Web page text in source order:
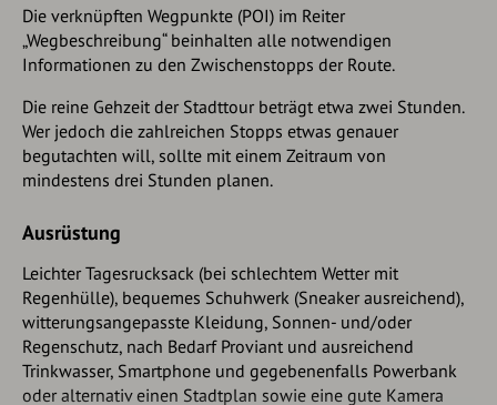
besichtigen wollen oder aus dem Museum zurückkehren,
folgen wir der Erhardtstraße in Richtung Südwesten
entlang des begrünten Fußgänger- und Fahrradweges an
der Isar.
Nach rund 600 m erreichen wir dieReichenbachbrücke
wir auf der gegenüberliegenden Straßenseite unsere erste
Einkehrmöglichkeit, dieWagners Juicery
im Hintergrund knipsen will, folgt der Reichenbachbrücke
bis etwa der Mitte der Brücke und dreht sich dort leicht
nach rechts.
Anschließend biegen wir bei der Gabelung nach dem
Reichenbachkiosk rechts in die Auenstraße ein, um die
Katholische Pfarrkirche St. Maximilianlinks zu passieren.
Alternativ stehen kostenpflichtige Parkplätze entlang der
Müllerstraße, der Thalkirchnerstraße oder der
Pestalozzistraße zur Verfügung.
Die verknüpften Wegpunkte (POI) im Reiter
„Wegbeschreibung“ beinhalten alle notwendigen
Informationen zu den Zwischenstopps der Route.
Die reine Gehzeit der Stadttour beträgt etwa zwei Stunden.
Wer jedoch die zahlreichen Stopps etwas genauer
begutachten will, sollte mit einem Zeitraum von
mindestens drei Stunden planen.
Ausrüstung
Leichter Tagesrucksack (bei schlechtem Wetter mit
Regenhülle), bequemes Schuhwerk (Sneaker ausreichend),
witterungsangepasste Kleidung, Sonnen- und/oder
Regenschutz, nach Bedarf Proviant und ausreichend
Trinkwasser, Smartphone und gegebenenfalls Powerbank
oder alternativ einen Stadtplan sowie eine gute Kamera